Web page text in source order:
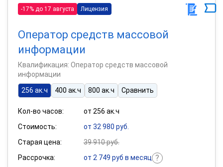
-17% до 17 августа Лицензия
Оператор средств массовой
информации
Квалификация: Оператор средств массовой
информации
256 ак.ч
400 ак.ч 800 ак.ч Сравнить
Кол-во часов:
от 256 ак.ч
Стоимость:
от 32 980 руб.
Старая цена:
39 910 руб.
Рассрочка:
от 2 749 руб в месяц